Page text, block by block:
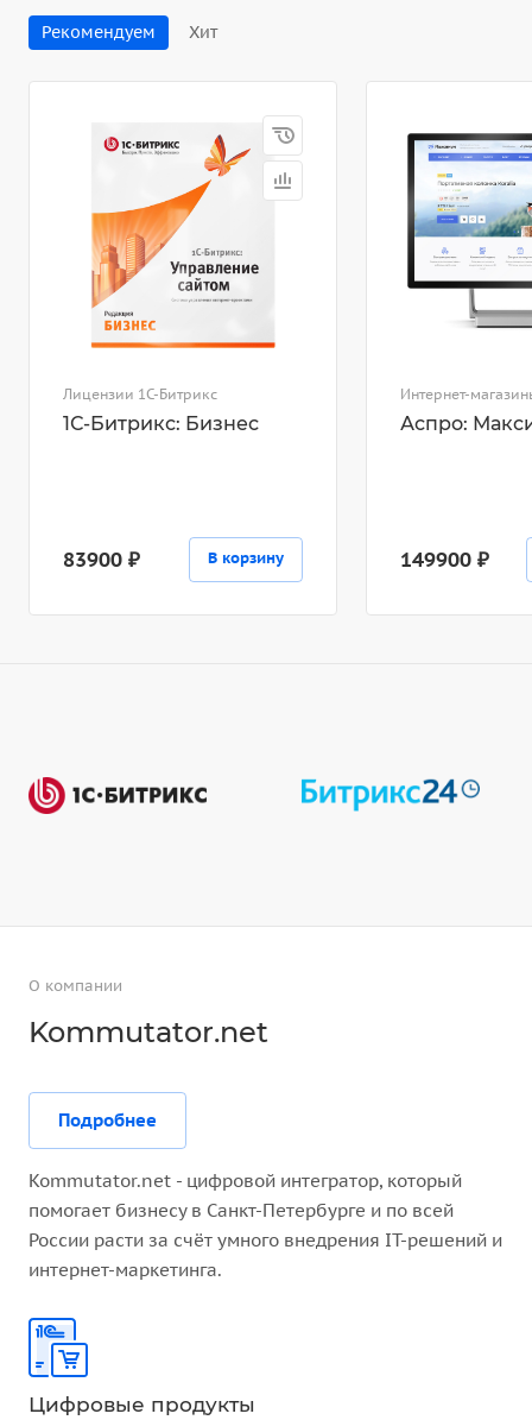
Рекомендуем Хит
Лицензии 1С-Битрикс
1С-Битрикс: Бизнес
83900 ₽ В корзину
Интернет-
Аспро:
149900 ₽
О компании
Kommutator.net
Подробнее
Kommutator.net - цифровой интегратор, который
помогает бизнесу в Санкт-Петербурге и по всей
России расти за счёт умного внедрения IT-решений и
интернет-маркетинга.
Цифровые продукты